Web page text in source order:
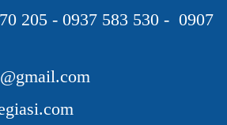
205 - 0937 583 530 - 0907